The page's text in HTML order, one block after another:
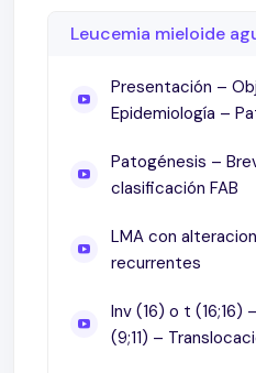
evolución similar a
Número de anomalías
pronóstico el LLC
LLC: Enfermedad
clínicos y biológicos
Desarrollo de índices
CCL-IPI
Morfología de
crónicas leucémicas
Leucemia mieloide
Presentación –
Epidemiología –
Patogénesis –
clasificación FAB
LMA con
recurrentes
Inv (16) o t (16;16)
(9;11) –